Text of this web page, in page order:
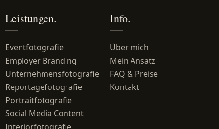
Leistungen.
Eventfotografie
Employer Branding
Unternehmensfotografie
Reportagefotografie
Portraitfotografie
Social Media Content
Interiorfotografie
Info.
Über mich
Mein Ansatz
FAQ & Preise
Kontakt